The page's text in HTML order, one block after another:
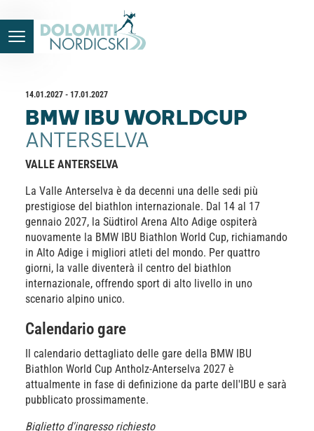
14.01.2027 - 17.01.2027
BMW IBU WORLDCUP
ANTERSELVA
VALLE ANTERSELVA
La Valle Anterselva è da decenni una delle sedi più
prestigiose del biathlon internazionale. Dal 14 al 17
gennaio 2027, la Südtirol Arena Alto Adige ospiterà
nuovamente la BMW IBU Biathlon World Cup, richiamando
in Alto Adige i migliori atleti del mondo. Per quattro
giorni, la valle diventerà il centro del biathlon
internazionale, offrendo sport di alto livello in uno
scenario alpino unico.
Calendario gare
Il calendario dettagliato delle gare della BMW IBU
Biathlon World Cup Antholz-Anterselva 2027 è
attualmente in fase di definizione da parte dell'IBU e sarà
pubblicato prossimamente.
Biglietto d'ingresso richiesto